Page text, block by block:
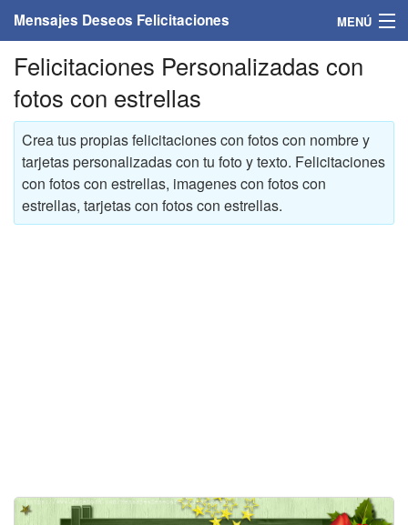
Mensajes Deseos Felicitaciones MENÚ
Home
Mensajes
Felicitaciones
Felicitaciones con nombres
Entrar
Felicitaciones Personalizadas con
fotos con estrellas
Crea tus propias felicitaciones con fotos con nombre y
tarjetas personalizadas con tu foto y texto. Felicitaciones
con fotos con estrellas, imagenes con fotos con
estrellas, tarjetas con fotos con estrellas.